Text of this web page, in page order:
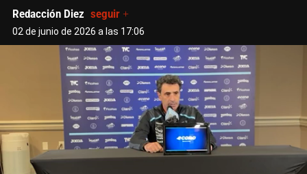
Redacción Diez seguir +
02 de junio de 2026 a las 17:06